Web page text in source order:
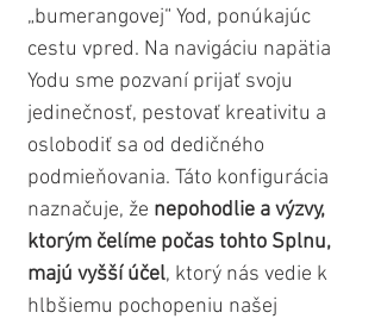
„bumerangovej“ Yod, ponúkajúc
cestu vpred. Na navigáciu napätia
Yodu sme pozvaní prijať svoju
jedinečnosť, pestovať kreativitu a
oslobodiť sa od dedičného
podmieňovania. Táto konfigurácia
naznačuje, že nepohodlie a výzvy,
ktorým čelíme počas tohto Splnu,
majú vyšší účel, ktorý nás vedie k
hlbšiemu pochopeniu našej